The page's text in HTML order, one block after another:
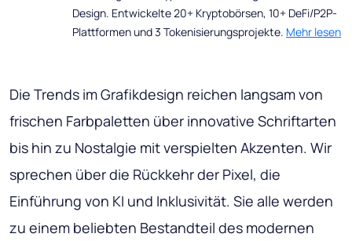
Design. Entwickelte 20+ Kryptobörsen, 10+ DeFi/P2P-
Plattformen und 3 Tokenisierungsprojekte. Mehr lesen
Die Trends im Grafikdesign reichen langsam von
frischen Farbpaletten über innovative Schriftarten
bis hin zu Nostalgie mit verspielten Akzenten. Wir
sprechen über die Rückkehr der Pixel, die
Einführung von KI und Inklusivität. Sie alle werden
zu einem beliebten Bestandteil des modernen